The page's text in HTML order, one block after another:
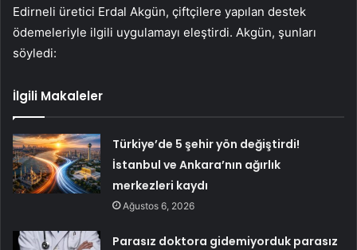
Edirneli üretici Erdal Akgün, çiftçilere yapılan destek
ödemeleriyle ilgili uygulamayı eleştirdi. Akgün, şunları
söyledi:
İlgili Makaleler
Türkiye’de 5 şehir yön değiştirdi!
İstanbul ve Ankara’nın ağırlık
merkezleri kaydı
Ağustos 6, 2026
Parasız doktora gidemiyorduk parasız